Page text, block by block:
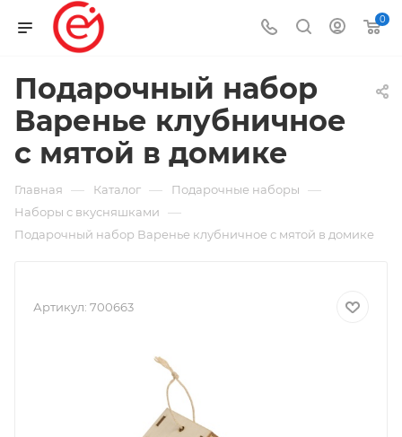
0
Подарочный набор
Варенье клубничное
с мятой в домике
Главная — Каталог — Подарочные наборы —
Наборы с вкусняшками —
Подарочный набор Варенье клубничное с мятой в домике
Артикул: 700663